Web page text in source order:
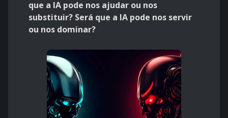
que a IA pode nos ajudar ou nos
substituir? Será que a IA pode nos servir
ou nos dominar?